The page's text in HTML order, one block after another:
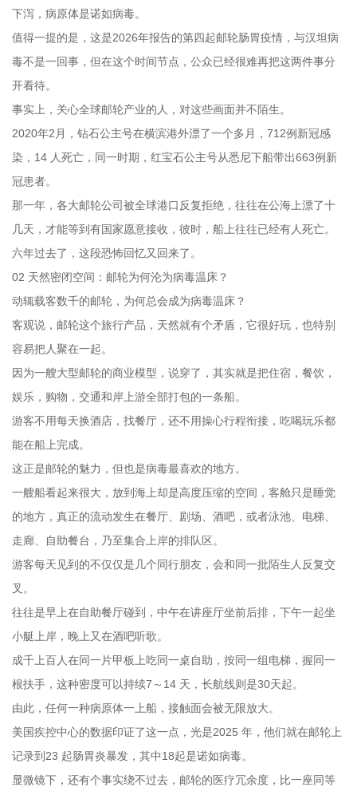
下泻，病原体是诺如病毒。
值得一提的是，这是2026年报告的第四起邮轮肠胃疫情，与汉坦病
毒不是一回事，但在这个时间节点，公众已经很难再把这两件事分
开看待。
事实上，关心全球邮轮产业的人，对这些画面并不陌生。
2020年2月，钻石公主号在横滨港外漂了一个多月，712例新冠感
染，14 人死亡，同一时期，红宝石公主号从悉尼下船带出663例新
冠患者。
那一年，各大邮轮公司被全球港口反复拒绝，往往在公海上漂了十
几天，才能等到有国家愿意接收，彼时，船上往往已经有人死亡。
六年过去了，这段恐怖回忆又回来了。
02 天然密闭空间：邮轮为何沦为病毒温床？
动辄载客数千的邮轮，为何总会成为病毒温床？
客观说，邮轮这个旅行产品，天然就有个矛盾，它很好玩，也特别
容易把人聚在一起。
因为一艘大型邮轮的商业模型，说穿了，其实就是把住宿，餐饮，
娱乐，购物，交通和岸上游全部打包的一条船。
游客不用每天换酒店，找餐厅，还不用操心行程衔接，吃喝玩乐都
能在船上完成。
这正是邮轮的魅力，但也是病毒最喜欢的地方。
一艘船看起来很大，放到海上却是高度压缩的空间，客舱只是睡觉
的地方，真正的流动发生在餐厅、剧场、酒吧，或者泳池、电梯、
走廊、自助餐台，乃至集合上岸的排队区。
游客每天见到的不仅仅是几个同行朋友，会和同一批陌生人反复交
叉。
往往是早上在自助餐厅碰到，中午在讲座厅坐前后排，下午一起坐
小艇上岸，晚上又在酒吧听歌。
成千上百人在同一片甲板上吃同一桌自助，按同一组电梯，握同一
根扶手，这种密度可以持续7～14 天，长航线则是30天起。
由此，任何一种病原体一上船，接触面会被无限放大。
美国疾控中心的数据印证了这一点，光是2025 年，他们就在邮轮上
记录到23 起肠胃炎暴发，其中18起是诺如病毒。
显微镜下，还有个事实绕不过去，邮轮的医疗冗余度，比一座同等